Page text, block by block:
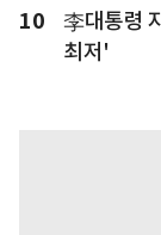
10
李대통령
최저'